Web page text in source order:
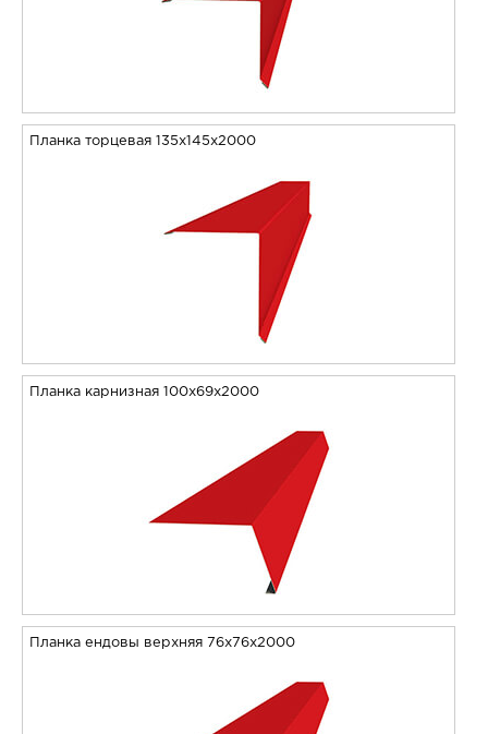
Планка торцевая 135х145х2000
Планка карнизная 100х69х2000
Планка ендовы верхняя 76х76х2000